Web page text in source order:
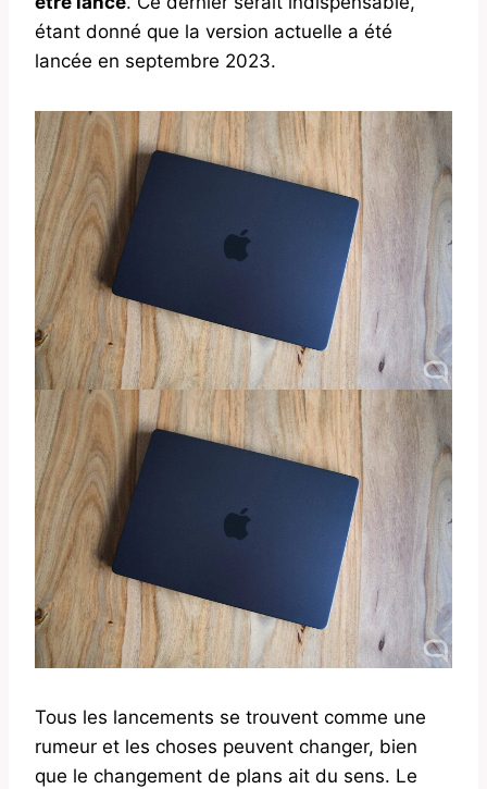
étant donné que la version actuelle a été
lancée en septembre 2023.
Tous les lancements se trouvent comme une
rumeur et les choses peuvent changer, bien
que le changement de plans ait du sens. Le